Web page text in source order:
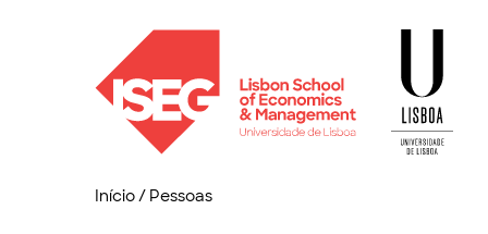
Início/ Pessoas